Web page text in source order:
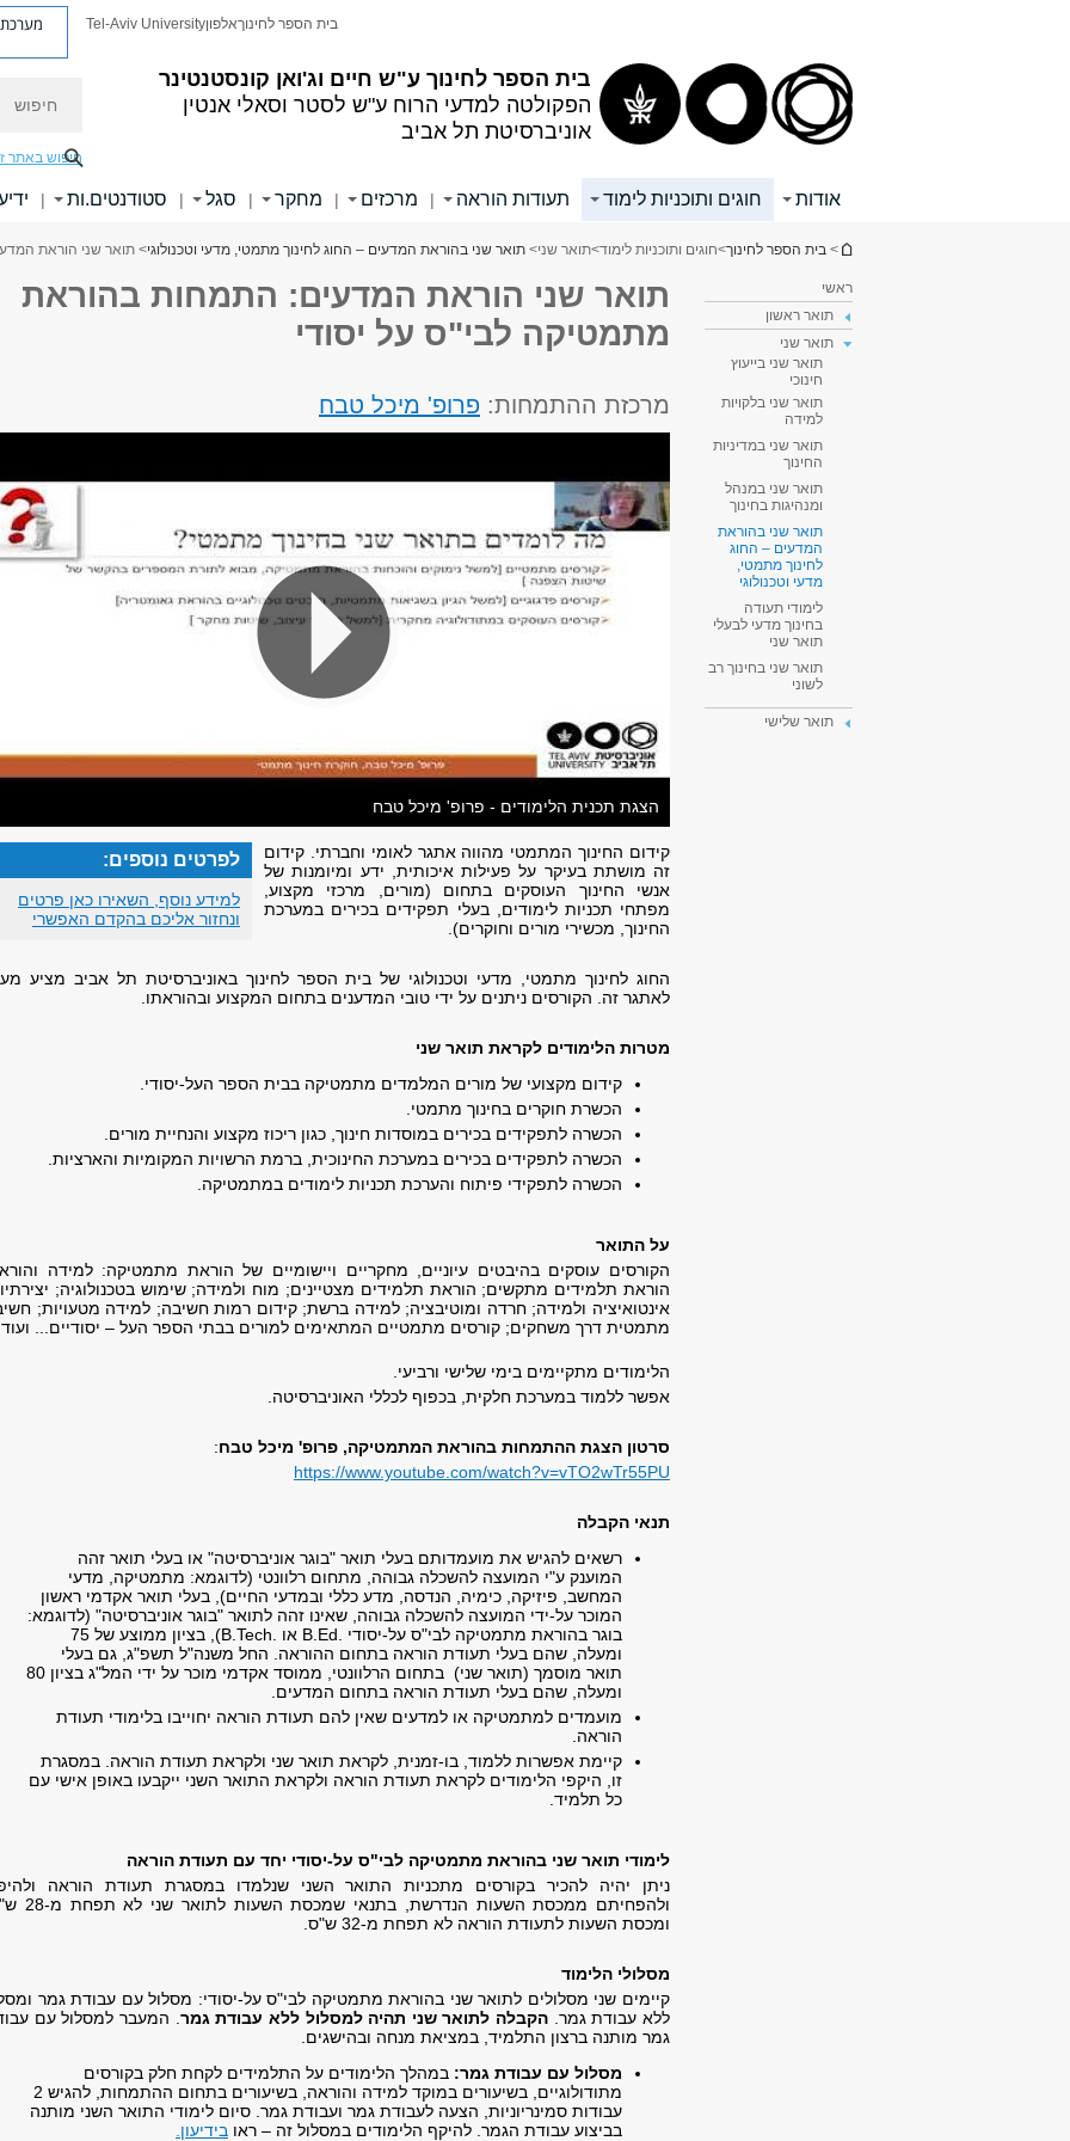
בית הספר לחינוך ע"ש חיים וג'ואן קונסטנטינר
הפקולטה למדעי הרוח ע"ש לסטר וסאלי אנטין
אוניברסיטת תל אביב
בית הספר לחינוךאלפוןTel-Aviv University מערכת
חיפוש באתר
אודות חוגים ותוכניות לימוד תעודות הוראה | מרכזים | מחקר | סגל | סטודנטים.ות |
הינך נמצא כאן
> בית הספר לחינוך>חוגים ותוכניות לימוד>תואר שני> תואר שני בהוראת המדעים – החוג לחינוך מתמטי, מדעי וטכנולוגי> תואר שני הוראת
ראשי
תואר ראשון
תואר שני
תואר שני בייעוץ
חינוכי
תואר שני בלקויות
למידה
תואר שני במדיניות
החינוך
תואר שני במנהל
ומנהיגות בחינוך
תואר שני בהוראת
המדעים – החוג
לחינוך מתמטי,
מדעי וטכנולוגי
לימודי תעודה
בחינוך מדעי לבעלי
תואר שני
תואר שני בחינוך רב
לשוני
תואר שלישי
תואר שני הוראת המדעים: התמחות בהוראת
מתמטיקה לבי"ס על יסודי
מרכזת ההתמחות: פרופ' מיכל טבח
הצגת תכנית הלימודים - פרופ' מיכל טבח
לפרטים נוספים:
למידע נוסף, השאירו כאן פרטים
ונחזור אליכם בהקדם האפשרי
קידום החינוך המתמטי מהווה אתגר לאומי וחברתי. קידום
זה מושתת בעיקר על פעילות איכותית, ידע ומיומנות של
אנשי החינוך העוסקים בתחום (מורים, מרכזי מקצוע,
מפתחי תכניות לימודים, בעלי תפקידים בכירים במערכת
החינוך, מכשירי מורים וחוקרים).
החוג לחינוך מתמטי, מדעי וטכנולוגי של בית הספר לחינוך באוניברסיטת תל אביב מציע
לאתגר זה. הקורסים ניתנים על ידי טובי המדענים בתחום המקצוע ובהוראתו.
מטרות הלימודים לקראת תואר שני
קידום מקצועי של מורים המלמדים מתמטיקה בבית הספר העל-יסודי.
הכשרת חוקרים בחינוך מתמטי.
הכשרה לתפקידים בכירים במוסדות חינוך, כגון ריכוז מקצוע והנחיית מורים.
הכשרה לתפקידים בכירים במערכת החינוכית, ברמת הרשויות המקומיות והארציות.
הכשרה לתפקידי פיתוח והערכת תכניות לימודים במתמטיקה.
על התואר
הקורסים עוסקים בהיבטים עיוניים, מחקריים ויישומיים של הוראת מתמטיקה: למידה
הוראת תלמידים מתקשים; הוראת תלמידים מצטיינים; מוח ולמידה; שימוש בטכנולוגיה;
אינטואיציה ולמידה; חרדה ומוטיבציה; למידה ברשת; קידום רמות חשיבה; למידה מטעויות;
מתמטית דרך משחקים; קורסים מתמטיים המתאימים למורים בבתי הספר העל – יסודיים... ועוד.
הלימודים מתקיימים בימי שלישי ורביעי.
אפשר ללמוד במערכת חלקית, בכפוף לכללי האוניברסיטה.
סרטון הצגת ההתמחות בהוראת המתמטיקה, פרופ' מיכל טבח:
https://www.youtube.com/watch?v=vTO2wTr55PU
תנאי הקבלה
רשאים להגיש את מועמדותם בעלי תואר "בוגר אוניברסיטה" או בעלי תואר זהה
המוענק ע"י המועצה להשכלה גבוהה, מתחום רלוונטי (לדוגמא: מתמטיקה, מדעי
המחשב, פיזיקה, כימיה, הנדסה, מדע כללי ובמדעי החיים), בעלי תואר אקדמי ראשון
המוכר על-ידי המועצה להשכלה גבוהה, שאינו זהה לתואר "בוגר אוניברסיטה" (לדוגמא:
בוגר בהוראת מתמטיקה לבי"ס על-יסודי . B.Ed או . B.Tech
), בציון ממוצע של 75
ומעלה, שהם בעלי תעודת הוראה בתחום ההוראה. החל משנה"ל תשפ"ג, גם בעלי
תואר מוסמך (תואר שני) בתחום הרלוונטי, ממוסד אקדמי מוכר על ידי המל"ג בציון 80
ומעלה, שהם בעלי תעודת הוראה בתחום המדעים.
מועמדים למתמטיקה או למדעים שאין להם תעודת הוראה יחוייבו בלימודי תעודת
הוראה.
קיימת אפשרות ללמוד, בו-זמנית, לקראת תואר שני ולקראת תעודת הוראה. במסגרת
זו, היקפי הלימודים לקראת תעודת הוראה ולקראת התואר השני ייקבעו באופן אישי עם
כל תלמיד.
לימודי תואר שני בהוראת מתמטיקה לבי"ס על-יסודי יחד עם תעודת הוראה
ניתן יהיה להכיר בקורסים מתכניות התואר השני שנלמדו במסגרת תעודת הוראה
ולהפחיתם ממכסת השעות הנדרשת, בתנאי
ומכסת השעות לתעודת הוראה לא תפחת מ-32 ש"ס.
מסלולי הלימוד
קיימים שני מסלולים לתואר שני בהוראת מתמטיקה לבי"ס על-יסודי: מסלול עם עבודת גמר
ללא עבודת גמר. הקבלה לתואר שני תהיה למסלול ללא עבודת גמר . המעבר למסלול עם
גמר מותנה ברצון התלמיד, במציאת מנחה ובהישגים.
מסלול עם עבודת גמר: במהלך הלימודים על התלמידים לקחת חלק בקורסים
מתודולוגיים, בשיעורים במוקד למידה והוראה, בשיעורים בתחום ההתמחות, להגיש 2
עבודות סמינריוניות, הצעה לעבודת גמר ועבודת גמר. סיום לימודי התואר השני מותנה
בביצוע עבודת הגמר. להיקף הלימודים במסלול זה – ראו בידיעון.